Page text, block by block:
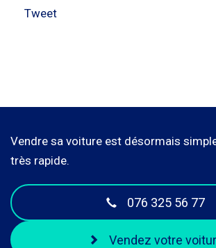
Tweet
Vendre sa voiture est désormais
très rapide.
076 325 56 77
Vendez votre